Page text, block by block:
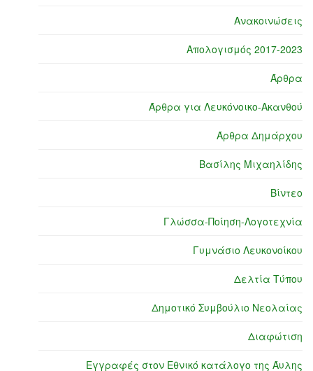
Ανακοινώσεις
Απολογισμός 2017-2023
Άρθρα
Άρθρα για Λευκόνοικο-Ακανθού
Άρθρα Δημάρχου
Βασίλης Μιχαηλίδης
Βίντεο
Γλώσσα-Ποίηση-Λογοτεχνία
Γυμνάσιο Λευκονοίκου
Δελτία Τύπου
Δημοτικό Συμβούλιο Νεολαίας
Διαφώτιση
Εγγραφές στον Εθνικό κατάλογο της Άυλης